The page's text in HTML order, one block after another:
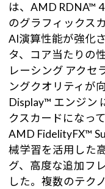
は、AMD RDNA™
のグラフィックス
AI演算性能が強化
タ、コア当たりの
レーシング アクセ
ングクオリティが
Display™ エンジン
クスカードになって
AMD FidelityFX™
械学習を活用した
グ、高度な追加フ
した。複数のテク